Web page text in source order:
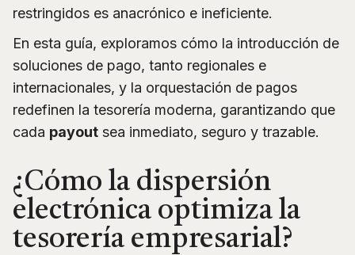
restringidos es anacrónico e ineficiente.
En esta guía, exploramos cómo la introducción de
soluciones de pago, tanto regionales e
internacionales, y la orquestación de pagos
redefinen la tesorería moderna, garantizando que
cada payout sea inmediato, seguro y trazable.
¿Cómo la dispersión
electrónica optimiza la
tesorería empresarial?